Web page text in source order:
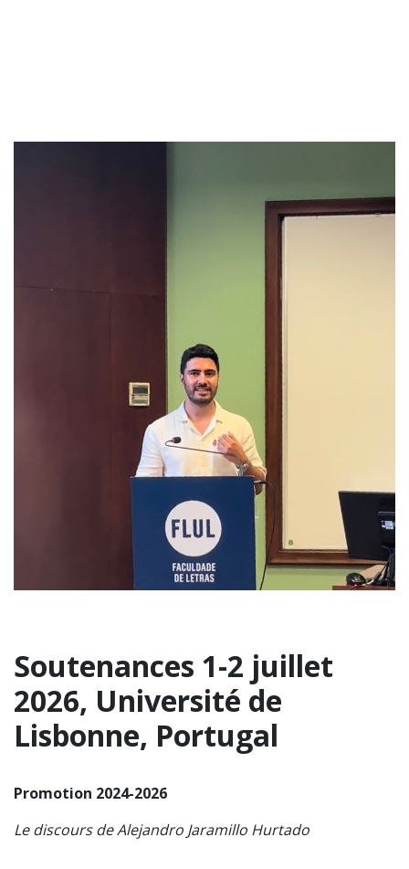
Soutenances 1-2 juillet
2026, Université de
Lisbonne, Portugal
Promotion 2024-2026
Le discours de Alejandro Jaramillo Hurtado